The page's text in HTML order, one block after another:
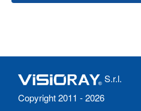
S.r.l.
Copyright 2011 - 2026